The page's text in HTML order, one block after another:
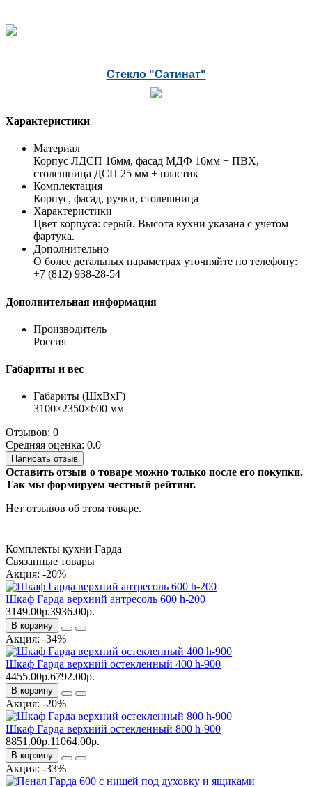
Стекло "Сатинат"
Характеристики
Материал
Корпус ЛДСП 16мм, фасад МДФ 16мм + ПВХ,
столешница ДСП 25 мм + пластик
Комплектация
Корпус, фасад, ручки, столешница
Характеристики
Цвет корпуса: серый. Высота кухни указана с учетом
фартука.
Дополнительно
О более детальных параметрах уточняйте по телефону:
+7 (812) 938-28-54
Дополнительная информация
Производитель
Россия
Габариты и вес
Габариты (ШхВхГ)
3100×2350×600 мм
Отзывов: 0
Средняя оценка: 0.0
Написать отзыв
Оставить отзыв о товаре можно только после его покупки.
Так мы формируем честный рейтинг.
Нет отзывов об этом товаре.
Комплекты кухни Гарда
Связанные товары
Акция: -20%
Шкаф Гарда верхний антресоль 600 h-200
3149.00р.3936.00р.
В корзину
Акция: -34%
Шкаф Гарда верхний остекленный 400 h-900
4455.00р.6792.00р.
В корзину
Акция: -20%
Шкаф Гарда верхний остекленный 800 h-900
8851.00р.11064.00р.
В корзину
Акция: -33%